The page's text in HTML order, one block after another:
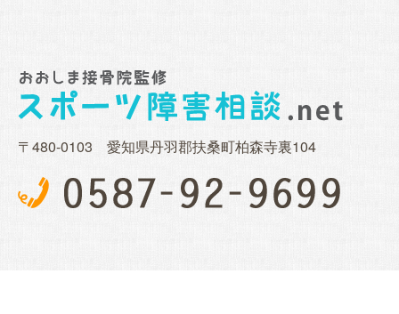
〒480-0103 愛知県丹羽郡扶桑町柏森寺裏104